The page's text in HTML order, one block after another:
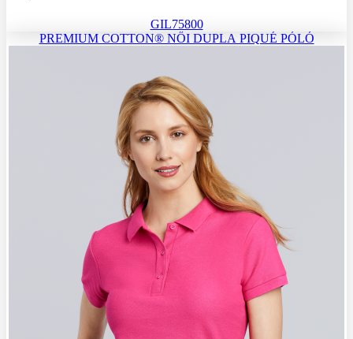
GIL75800
PREMIUM COTTON® NŐI DUPLA PIQUÉ PÓLÓ